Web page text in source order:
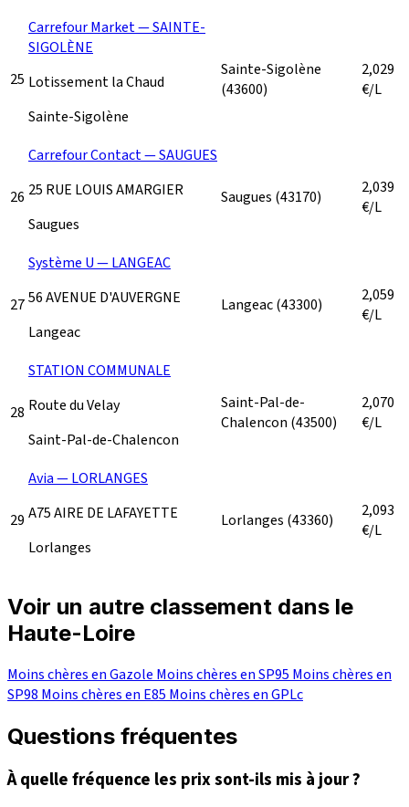
25
Carrefour Market — SAINTE-
SIGOLÈNE
Lotissement la Chaud
Sainte-Sigolène
Sainte-Sigolène
(43600)
2,029
€/L
26
Carrefour Contact — SAUGUES
25 RUE LOUIS AMARGIER
Saugues
Saugues (43170)
2,039
€/L
27
Système U — LANGEAC
56 AVENUE D'AUVERGNE
Langeac
Langeac(43300)
2,059
€/L
28
STATION COMMUNALE
Route du Velay
Saint-Pal-de-Chalencon
Saint-Pal-de-
Chalencon (43500)
2,070
€/L
29
Avia — LORLANGES
A75 AIRE DE LAFAYETTE
Lorlanges
Lorlanges (43360)
2,093
€/L
Voir un autre classement dans le
Haute-Loire
Moins chères en Gazole Moins chères en SP95 Moins chères en
SP98 Moins chères en E85 Moins chères en GPLc
Questions fréquentes
À quelle fréquence les prix sont-ils mis à jour ?